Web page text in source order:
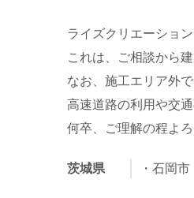
ライズクリエーショ
これは、ご相談から
なお、施工エリア外
高速道路の利用や交
何卒、ご理解の程よ
茨城県 ・石岡市